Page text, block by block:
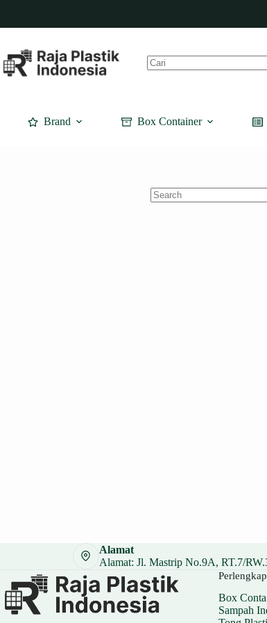
content
Brand Box Container
Alamat
Alamat: Jl. Mastrip No.9A, RT.7/
Box
Sampah